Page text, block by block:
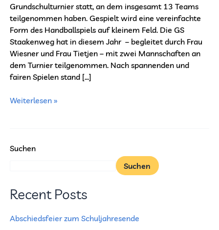
Grundschulturnier statt, an dem insgesamt 13 Teams
teilgenommen haben. Gespielt wird eine vereinfachte
Form des Handballspiels auf kleinem Feld. Die GS
Staakenweg hat in diesem Jahr – begleitet durch Frau
Wiesner und Frau Tietjen – mit zwei Mannschaften an
dem Turnier teilgenommen. Nach spannenden und
fairen Spielen stand […]
Weiterlesen »
Suchen
Suchen
Recent Posts
Abschiedsfeier zum Schuljahresende